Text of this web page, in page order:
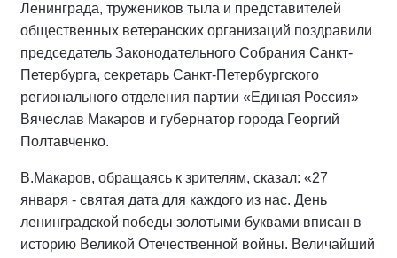
Ленинграда, тружеников тыла и представителей
общественных ветеранских организаций поздравили
председатель Законодательного Собрания Санкт-
Петербурга, секретарь Санкт-Петербургского
регионального отделения партии «Единая Россия»
Вячеслав Макаров и губернатор города Георгий
Полтавченко.
В.Макаров, обращаясь к зрителям, сказал: «27
января - святая дата для каждого из нас. День
ленинградской победы золотыми буквами вписан в
историю Великой Отечественной войны. Величайший